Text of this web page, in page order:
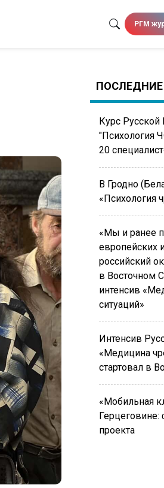
РГМ
Курс
"Психология
20
В Гродно
«Психология
«Мы и ранее
европейских
российский
в Восточном
интенсив
ситуаций»
Интенсив
«Медицина
стартовал в
«Мобильная
Герцеговине:
проекта